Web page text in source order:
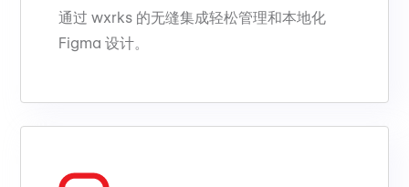
通过 wxrks 的无缝集成轻松管理和本地化
Figma 设计。